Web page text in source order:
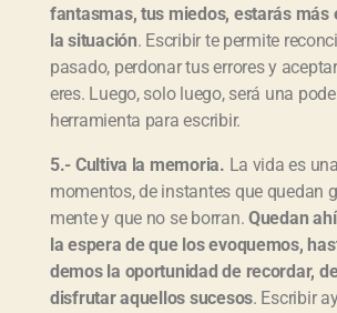
fantasmas, tus miedos, estarás más
la situación. Escribir te permite
pasado, perdonar tus errores y
eres. Luego, solo luego, será una
herramienta para escribir.
5.- Cultiva la memoria. La vida es
momentos, de instantes que quedan
mente y que no se borran. Quedan
la espera de que los evoquemos,
demos la oportunidad de recordar,
disfrutar aquellos sucesos. Escribir